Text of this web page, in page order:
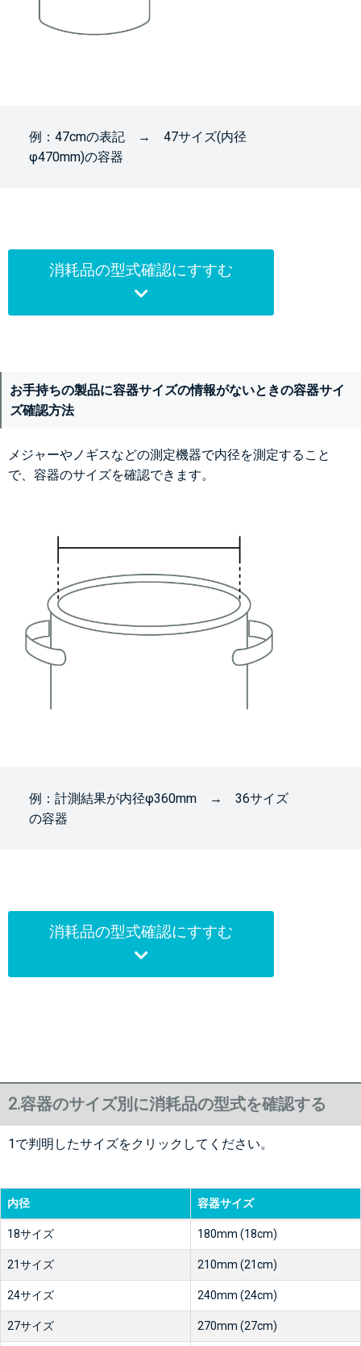
例：47cmの表記 → 47サイズ(内径
φ470mm)の容器
消耗品の型式確認にすすむ
お手持ちの製品に容器サイズの情報がないときの容器サイ
ズ確認方法
メジャーやノギスなどの測定機器で内径を測定すること
で、容器のサイズを確認できます。
例：計測結果が内径φ360mm → 36サイズ
の容器
消耗品の型式確認にすすむ
2.容器のサイズ別に消耗品の型式を確認する
1で判明したサイズをクリックしてください。
内径 容器サイズ
18サイズ 180mm (18cm)
21サイズ 210mm (21cm)
24サイズ 240mm (24cm)
27サイズ 270mm (27cm)